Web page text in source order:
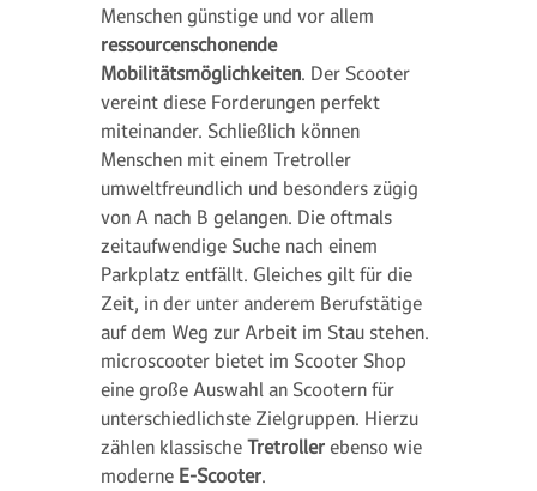
Menschen günstige und vor allem
ressourcenschonende
Mobilitätsmöglichkeiten. Der Scooter
vereint diese Forderungen perfekt
miteinander. Schließlich können
Menschen mit einem Tretroller
umweltfreundlich und besonders zügig
von A nach B gelangen. Die oftmals
zeitaufwendige Suche nach einem
Parkplatz entfällt. Gleiches gilt für die
Zeit, in der unter anderem Berufstätige
auf dem Weg zur Arbeit im Stau stehen.
microscooter bietet im Scooter Shop
eine große Auswahl an Scootern für
unterschiedlichste Zielgruppen. Hierzu
zählen klassische Tretroller ebenso wie
moderne E-Scooter.